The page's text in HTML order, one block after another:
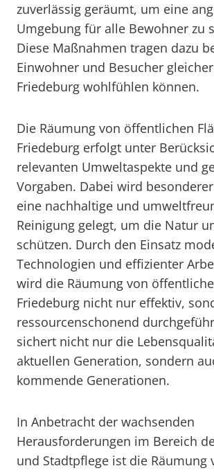
zuverlässig geräumt, um eine
Umgebung für alle Bewohner zu
Diese Maßnahmen tragen dazu
Einwohner und Besucher
Friedeburg wohlfühlen können.
Die Räumung von öffentlichen
Friedeburg erfolgt unter
relevanten Umweltaspekte und
Vorgaben. Dabei wird
eine nachhaltige und
Reinigung gelegt, um die Natur
schützen. Durch den Einsatz
Technologien und effizienter
wird die Räumung von
Friedeburg nicht nur effektiv,
ressourcenschonend
sichert nicht nur die
aktuellen Generation, sondern
kommende Generationen.
In Anbetracht der wachsenden
Herausforderungen im Bereich
und Stadtpflege ist die Räumung